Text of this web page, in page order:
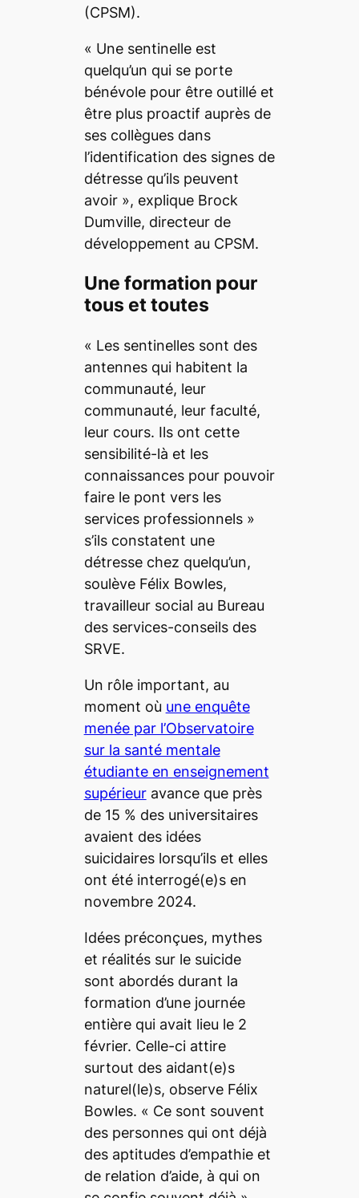
(CPSM).
« Une sentinelle est
quelqu’un qui se porte
bénévole pour être outillé et
être plus proactif auprès de
ses collègues dans
l’identification des signes de
détresse qu’ils peuvent
avoir », explique Brock
Dumville, directeur de
développement au CPSM.
Une formation pour
tous et toutes
« Les sentinelles sont des
antennes qui habitent la
communauté, leur
communauté, leur faculté,
leur cours. Ils ont cette
sensibilité-là et les
connaissances pour pouvoir
faire le pont vers les
services professionnels »
s’ils constatent une
détresse chez quelqu’un,
soulève Félix Bowles,
travailleur social au Bureau
des services-conseils des
SRVE.
Un rôle important, au
moment où une enquête
menée par l’Observatoire
sur la santé mentale
étudiante en enseignement
supérieuravance que près
de 15 % des universitaires
avaient des idées
suicidaires lorsqu’ils et elles
ont été interrogé(e)s en
novembre 2024.
Idées préconçues, mythes
et réalités sur le suicide
sont abordés durant la
formation d’une journée
entière qui avait lieu le 2
février. Celle-ci attire
surtout des aidant(e)s
naturel(le)s, observe Félix
Bowles. « Ce sont souvent
des personnes qui ont déjà
des aptitudes d’empathie et
de relation d’aide, à qui on